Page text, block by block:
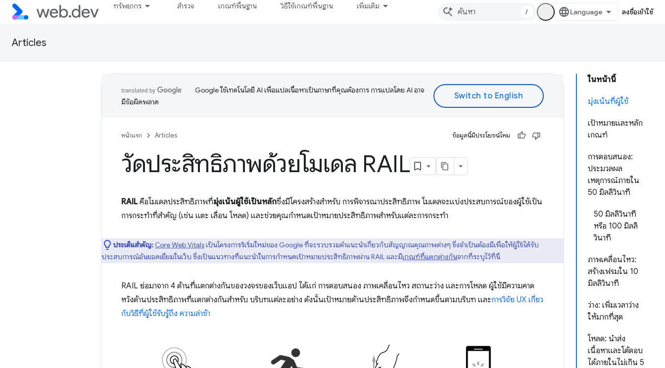
ทรัพยากร สำรวจ เกณฑ์พื้นฐาน วิธีใช้เกณฑ์พื้นฐาน เพิ่มเติม
/ ลงชื่อเข้าใช้
Articles
ในหน้านี้
มุ่งเน้นที่ผู้ใช้
เป้าหมายและหลัก
เกณฑ์
การตอบสนอง:
ประมวลผล
เหตุการณ์ภายใน
50 มิลลิวินาที
50 มิลลิวินาที
หรือ 100 มิลลิ
วินาที
ภาพเคลื่อนไหว:
สร้างเฟรมใน 10
มิลลิวินาที
ว่าง: เพิ่มเวลาว่าง
ให้มากที่สุด
โหลด: นำส่ง
เนื้อหาและโต้ตอบ
ได้ภายในไม่เกิน 5
Google ใช้เทคโนโลยี AI เพื่อแปลเนื้อหาเป็นภาษาที่คุณต้องการ การแปลโดย AI อาจ
มีข้อผิดพลาด
หน้าแรก Articles ข้อมูลนี้มีประโยชน์ไหม
วัดประสิทธิภาพด้วยโมเดล RAIL
RAILคือโมเดลประสิทธิภาพที่มุ่งเน้นผู้ใช้เป็นหลักซึ่งมีโครงสร้างสำหรับ การพิจารณาประสิทธิภาพ โมเดลจะแบ่งประสบการณ์ของผู้ใช้เป็น
การกระทําที่สําคัญ (เช่น แตะ เลื่อน โหลด) และช่วยคุณกําหนดเป้าหมายประสิทธิภาพสําหรับแต่ละการกระทํา
ประเด็นสำคัญ: Core Web Vitalsเป็นโครงการริเริ่มใหม่ของ Google ที่จะรวบรวมคำแนะนำเกี่ยวกับสัญญาณคุณภาพต่างๆ ซึ่งจำเป็นต้องมีเพื่อให้ผู้ใช้ได้รับ
ประสบการณ์อันยอดเยี่ยมในเว็บ ซึ่งเป็นแนวทางที่แนะนำในการกำหนดเป้าหมายประสิทธิภาพผ่าน RAIL และมีเกณฑ์ที่แตกต่างกันจากที่ระบุไว้ที่นี่
RAIL ย่อมาจาก 4 ด้านที่แตกต่างกันของวงจรของเว็บแอป ได้แก่ การตอบสนอง ภาพเคลื่อนไหว สถานะว่าง และการโหลด ผู้ใช้มีความคาด
หวังด้านประสิทธิภาพที่แตกต่างกันสำหรับ บริบทแต่ละอย่าง ดังนั้นเป้าหมายด้านประสิทธิภาพจึงกำหนดขึ้นตามบริบท และการวิจัย UX เกี่ยว
กับวิธีที่ผู้ใช้รับรู้ถึง ความล่าช้า